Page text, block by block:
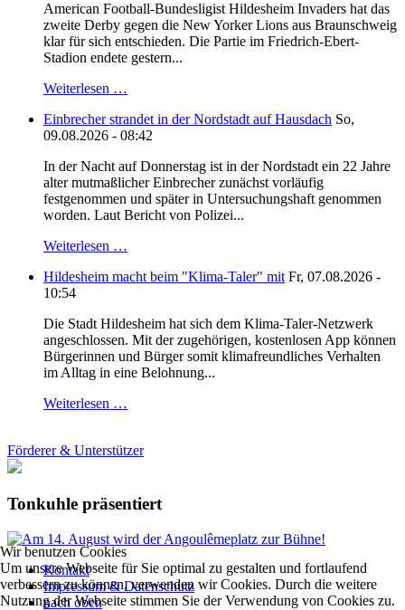
American Football-Bundesligist Hildesheim Invaders hat das
zweite Derby gegen die New Yorker Lions aus Braunschweig
klar für sich entschieden. Die Partie im Friedrich-Ebert-
Stadion endete gestern...
Weiterlesen …
Einbrecher strandet in der Nordstadt auf Hausdach So,
09.08.2026 - 08:42
In der Nacht auf Donnerstag ist in der Nordstadt ein 22 Jahre
alter mutmaßlicher Einbrecher zunächst vorläufig
festgenommen und später in Untersuchungshaft genommen
worden. Laut Bericht von Polizei...
Weiterlesen …
Hildesheim macht beim "Klima-Taler" mit Fr, 07.08.2026 -
10:54
Die Stadt Hildesheim hat sich dem Klima-Taler-Netzwerk
angeschlossen. Mit der zugehörigen, kostenlosen App können
Bürgerinnen und Bürger somit klimafreundliches Verhalten
im Alltag in eine Belohnung...
Weiterlesen …
Förderer & Unterstützer
Tonkuhle präsentiert
Kontakt
Impressum & Datenschutz
nach oben
Wir benutzen Cookies
Um unsere Webseite für Sie optimal zu gestalten und fortlaufend
verbessern zu können, verwenden wir Cookies. Durch die weitere
Nutzung der Webseite stimmen Sie der Verwendung von Cookies zu.